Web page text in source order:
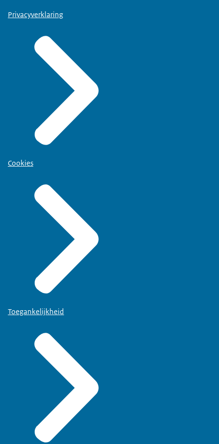
Privacyverklaring
Cookies
Toegankelijkheid